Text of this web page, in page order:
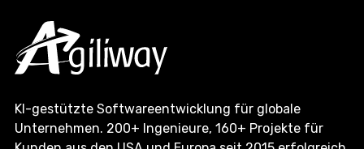
KI-gestützte Softwareentwicklung für globale
Unternehmen. 200+ Ingenieure, 160+ Projekte für